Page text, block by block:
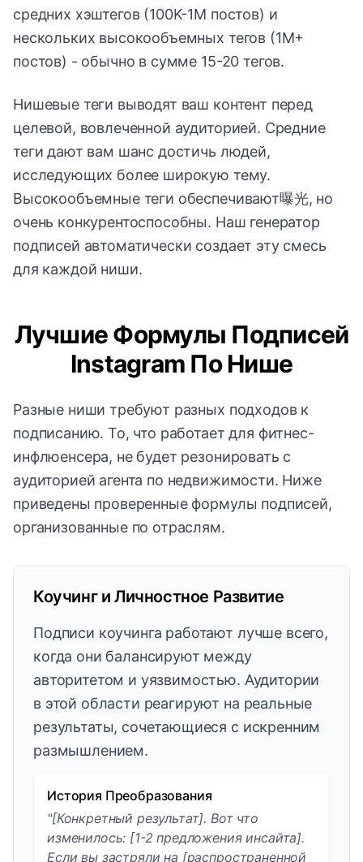
средних хэштегов (100K-1M постов) и
нескольких высокообъемных тегов (1M+
постов) - обычно в сумме 15-20 тегов.
Нишевые теги выводят ваш контент перед
целевой, вовлеченной аудиторией. Средние
теги дают вам шанс достичь людей,
исследующих более широкую тему.
Высокообъемные теги обеспечивают曝光, но
очень конкурентоспособны. Наш генератор
подписей автоматически создает эту смесь
для каждой ниши.
Лучшие Формулы Подписей
Instagram По Нише
Разные ниши требуют разных подходов к
подписанию. То, что работает для фитнес-
инфлюенсера, не будет резонировать с
аудиторией агента по недвижимости. Ниже
приведены проверенные формулы подписей,
организованные по отраслям.
Коучинг и Личностное Развитие
Подписи коучинга работают лучше всего,
когда они балансируют между
авторитетом и уязвимостью. Аудитории
в этой области реагируют на реальные
результаты, сочетающиеся с искренним
размышлением.
История Преобразования
"[Конкретный результат]. Вот что
изменилось: [1-2 предложения инсайта].
Если вы застряли на [распространенной